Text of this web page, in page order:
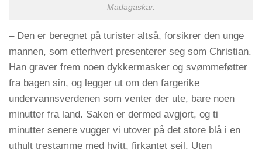
Madagaskar.
– Den er beregnet på turister altså, forsikrer den unge
mannen, som etterhvert presenterer seg som Christian.
Han graver frem noen dykkermasker og svømmeføtter
fra bagen sin, og legger ut om den fargerike
undervannsverdenen som venter der ute, bare noen
minutter fra land. Saken er dermed avgjort, og ti
minutter senere vugger vi utover på det store blå i en
uthult trestamme med hvitt, firkantet seil. Uten